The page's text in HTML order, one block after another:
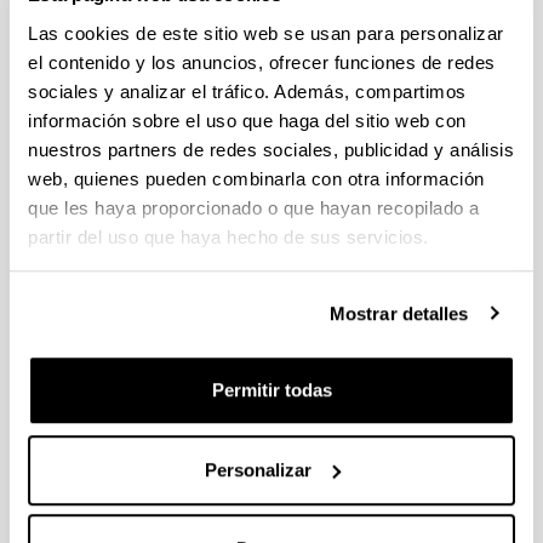
Las cookies de este sitio web se usan para personalizar
el contenido y los anuncios, ofrecer funciones de redes
sociales y analizar el tráfico. Además, compartimos
información sobre el uso que haga del sitio web con
nuestros partners de redes sociales, publicidad y análisis
web, quienes pueden combinarla con otra información
que les haya proporcionado o que hayan recopilado a
partir del uso que haya hecho de sus servicios.
Mostrar detalles
Permitir todas
Personalizar
Ingeniería Mecánica:
Diseño y cálculo de máquinas
Análisis mecánico estructural (estática y
dinámica) y resistente (cargas estáticas y de
fatiga)
Mecanismos y sistemas multicuerpo
Métodos numéricos de análisis mecánico:
Elementos Finitos y métodos multibody
Biomecánica
Automoción
Implantología dental